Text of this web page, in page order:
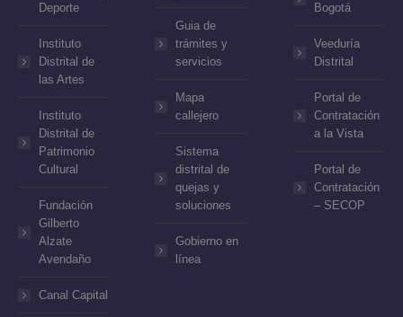
Deporte
Instituto
Distrital de
las Artes
Instituto
Distrital de
Patrimonio
Cultural
Fundación
Gilberto
Alzate
Avendaño
Canal Capital
Guia de
trámites y
servicios
Mapa
callejero
Sistema
distrital de
quejas y
soluciones
Gobierno en
línea
Bogotá
Veeduría
Distrital
Portal de
Contratación
a la Vista
Portal de
Contratación
– SECOP